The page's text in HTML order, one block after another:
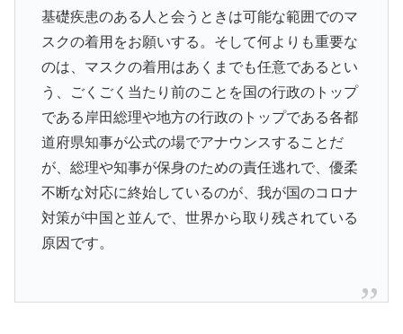
基礎疾患のある人と会うときは可能な範囲でのマ
スクの着用をお願いする。そして何よりも重要な
のは、マスクの着用はあくまでも任意であるとい
う、ごくごく当たり前のことを国の行政のトップ
である岸田総理や地方の行政のトップである各都
道府県知事が公式の場でアナウンスすることだ
が、総理や知事が保身のための責任逃れで、優柔
不断な対応に終始しているのが、我が国のコロナ
対策が中国と並んで、世界から取り残されている
原因です。